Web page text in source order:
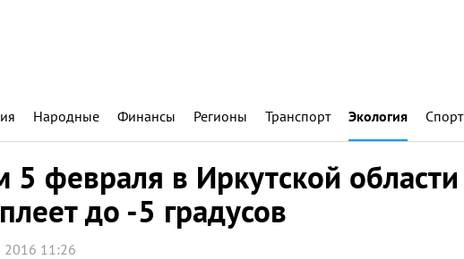
Народные Финансы Регионы Транспорт Экология Спорт
5 февраля в Иркутской области
до -5 градусов
2016 11:26